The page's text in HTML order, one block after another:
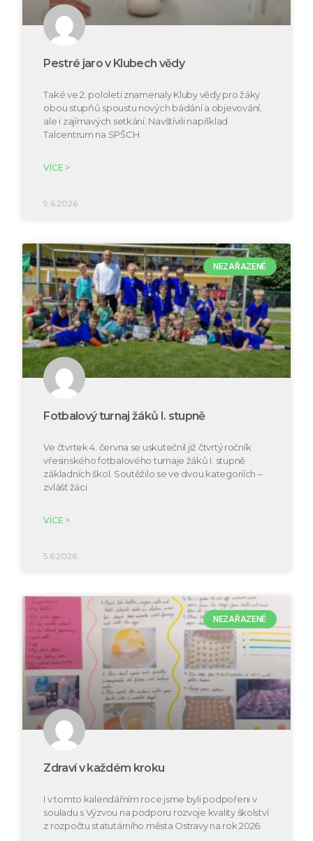
Pestré jaro v Klubech vědy
Také ve 2. pololetí znamenaly Kluby vědy pro žáky
obou stupňů spoustu nových bádání a objevování,
ale i zajímavých setkání. Navštívili například
Talcentrum na SPŠCH
VÍCE >
9.6.2026
NEZAŘAZENÉ
Fotbalový turnaj žáků I. stupně
Ve čtvrtek 4. června se uskutečnil již čtvrtý ročník
vřesinského fotbalového turnaje žáků I. stupně
základních škol. Soutěžilo se ve dvou kategoriích –
zvlášť žáci
VÍCE >
5.6.2026
NEZAŘAZENÉ
Zdraví v každém kroku
I v tomto kalendářním roce jsme byli podpořeni v
souladu s Výzvou na podporu rozvoje kvality školství
z rozpočtu statutárního města Ostravy na rok 2026.